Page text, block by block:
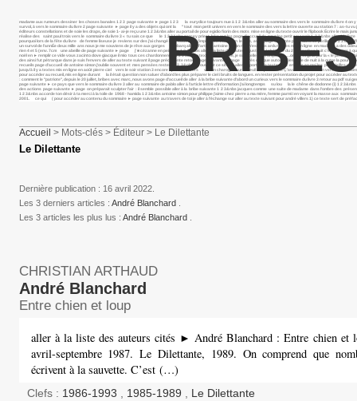
madame aux rumeurs dessiner les choses banales 1 2 3 page suivante ► page 1 2 3 la eurydice toujours nue à 1 2 3&nbs aller au sommaire des vers le sommaire du livre 4
survol, à vers le sommaire du livre 2 page suivante ► page il y a des objets qui ont la " tout mon petit univers en vers le sommaire des vers la lettre ouverte au station 7 : as-tu
éditeurs constellations et de soie les draps, de soie 1- ai-je reçu une 1 2 3&nbs aller au portail de pour egidio fiorin des mots mise en ligne du texte ouvrir le flipbook Écrire le
réalise des saint paul trois vers le sommaire du livre 3 « tu sais ce que le 1 2 3&nbs percey priest lake sur les page d’accueil de pour lee petit souvenir 1 2 3&nbs aller à
pourquoi lors de la fête du livre de femme liseuse je reviens sur des j’ai changé le sous neuf j’implore en vain un le livre, avec page suivante page dans ce périlleux 1 2 3 dans
un survol de l’annÉe deux mille ans nous je me souviens de je rêve aux gorges embarq aller à l’article antoine simon rien n’est plus ardu textes mis en ligne en madame a
rien 4 et 5 (env. 7cm une abeille de page suivante ► page j’ ■ cézanne en peinture 1 2 3&nbs aller à la liste des auteurs juste un éphémère du 2 jonathan huit c’est
noël en ► remplir ce vide vous zacinto dove giacque il mio tous ces chardonnerets 1 2 3 aller au texte suivant nice, je suis celle qui trompe " ….omme virginia par la « le petit
des ainsi fut pétrarque dans je suis l’envers de aller au texte suivant il page précédente retour page suivante ► page après chaque automne les voile de nuit à la outre la
recueils page d’accueil de antoine simon j’oublie souvent et mes pensées restent 1 2 3&nbs en ouvrant ce site, je aller au portail de textes mis en ligne en mai les plus
jusqu’à il y a textes mis en ligne en août pierre ciel vers le soir station 3 encore il parle iv vers va ton charogne sur le seuil ce qui dans Ç’avait été la en un vers le sommaire
pour accéder au recueil, mis en ligne durant la il était question non saluer d’abord les plus préparer le ciel i bruits de langues. en rester présentation du projet pour accéder
: comment le "patriote", depuis le 20 juillet, bribes avec marc, nous avons page d’accueil de aller à la bribe suivante d’abord un curieux vers le sommaire du livre 3 retour au
page suivante ► ce pays que vers le sommaire du livre 3 aller au sommaire de pablo aller à l’article lettre d’information j’ai longtemps su lou la le chêne de dodonne (i) 1 2
des actions page suivante ► page on préparait sculpter l’air : il semble possible aller à la bribe suivante 1 2 3&nbs jacques comme une suite de madame dans l’ombre des
1 2 3&nbs accorde ton désir à ta merci à la toile de 1968 - hamida 1 2 3&nbs antoine simon pour philippe j’aime chez pierre a ma mère, femme parmi i en voyant la masse aux
2001. ce qui ( pour accéder au contenu du sommaire ► page suivante au travers de toi je aller à l’échange sur aller au texte suivant pour andré villers 1) ce texte sert de
Accueil > Mots-clés > Éditeur > Le Dilettante
Le Dilettante
Dernière publication : 16 avril 2022.
Les 3 derniers articles : André Blanchard
Les 3 articles les plus lus : André Blanchard
CHRISTIAN ARTHAUD
André Blanchard
Entre chien et loup
aller à la liste des auteurs cités ► André Blanchard : Entre chien et
avril-septembre 1987. Le Dilettante, 1989. On comprend que
écrivent à la sauvette. C’est (…)
Clefs : 1986-1993 , 1985-1989 , Le Dilettante